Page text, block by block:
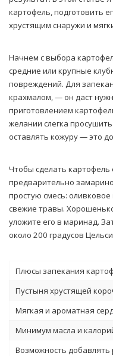
картофель, подготовить
хрустящим снаружи и
Начнем с выбора
средние или крупные
повреждений. Для
крахмалом, — он даст
приготовлением
желании слегка
оставлять кожуру — это
Чтобы сделать
предварительно
простую смесь: оливковое
свежие травы.
уложите его в маринад.
около 200 градусов
Плюсы запекания
Пустыня хрустящей
Мягкая и ароматная
Минимум масла и
Возможность